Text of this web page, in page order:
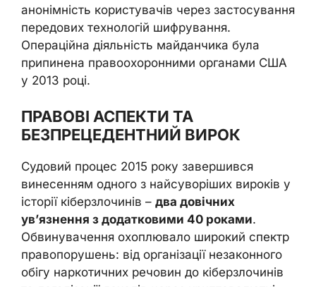
анонімність користувачів через застосування
передових технологій шифрування.
Операційна діяльність майданчика була
припинена правоохоронними органами США
у 2013 році.
ПРАВОВІ АСПЕКТИ ТА
БЕЗПРЕЦЕДЕНТНИЙ ВИРОК
Судовий процес 2015 року завершився
винесенням одного з найсуворіших вироків у
історії кіберзлочинів – два довічних
ув’язнення з додатковими 40 роками.
Обвинувачення охоплювало широкий спектр
правопорушень: від організації незаконного
обігу наркотичних речовин до кіберзлочинів